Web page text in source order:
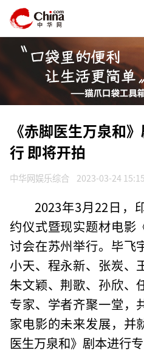
《赤脚医生万泉和
行 即将开拍
中华网娱乐综合 2023-03-24
2023年3月22日，
约仪式暨现实题材电影
讨会在苏州举行。毕飞
小天、程永新、张炭、
朱文颖、荆歌、孙欣、
专家、学者齐聚一堂
家电影的未来发展，并
医生万泉和》剧本进行专